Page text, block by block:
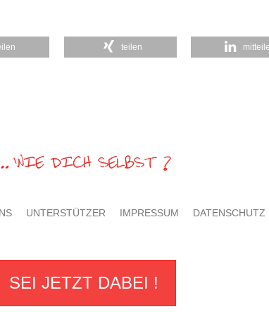
teilen
UNTERSTÜTZER IMPRESSUM DATENSCHUTZ
SEI JETZT DABEI !